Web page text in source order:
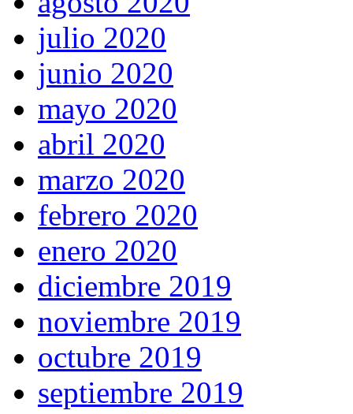
julio 2020
junio 2020
mayo 2020
abril 2020
marzo 2020
febrero 2020
enero 2020
diciembre 2019
noviembre 2019
octubre 2019
septiembre 2019